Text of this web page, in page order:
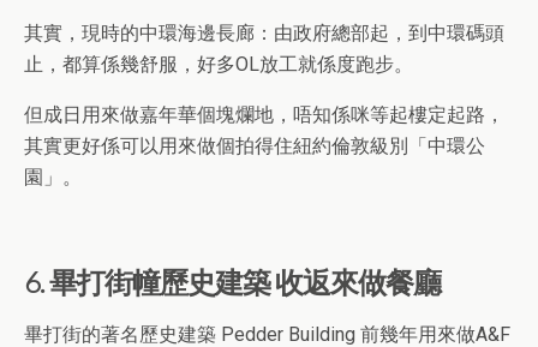
其實，現時的中環海邊長廊：由政府總部起，到中環碼頭
止，都算係幾舒服，好多OL放工就係度跑步。
但成日用來做嘉年華個塊爛地，唔知係咪等起樓定起路，
其實更好係可以用來做個拍得住紐約倫敦級別「中環公
園」。
6. 畢打街幢歷史建築 收返來做餐廳
畢打街的著名歷史建築 Pedder Building 前幾年用來做A&F